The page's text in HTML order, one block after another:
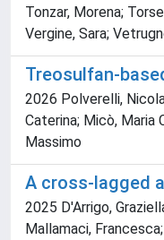
Tonzar, Morena;
Vergine, Sara;
Treosulfan-
2026 Polverelli,
Caterina; Micò, Maria
Massimo
A cross‐lagged
2025 D'Arrigo,
Mallamaci,